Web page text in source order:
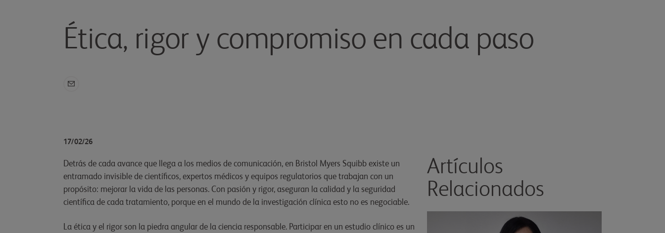
Ética, rigor y compromiso en cada paso
17/02/26
Detrás de cada avance que llega a los medios de comunicación, en Bristol Myers Squibb existe un
entramado invisible de científicos, expertos médicos y equipos regulatorios que trabajan con un
propósito: mejorar la vida de las personas. Con pasión y rigor, aseguran la calidad y la seguridad
científica de cada tratamiento, porque en el mundo de la investigación clínica esto no es negociable.
La ética y el rigor son la piedra angular de la ciencia responsable. Participar en un estudio clínico es un
Artículos
Relacionados